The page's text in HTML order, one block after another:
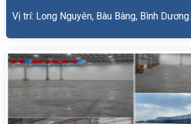
Vị trí: Long Nguyên, Bàu Bàng, Bình Dương.